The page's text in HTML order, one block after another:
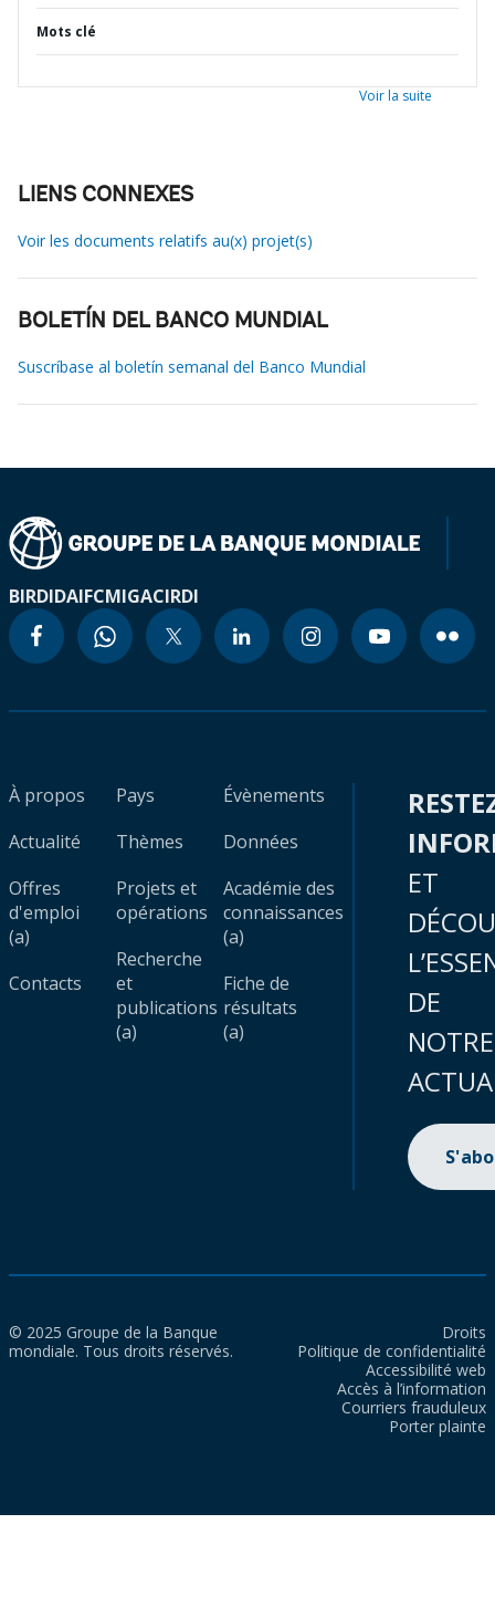
Mots clé
Voir la suite
LIENS CONNEXES
Voir les documents relatifs au(x) projet(s)
BOLETÍN DEL BANCO MUNDIAL
Suscríbase al boletín semanal del Banco Mundial
BIRDIDAIFCMIGACIRDI
À propos
Actualité
Offres
d'emploi
(a)
Contacts
Pays
Thèmes
Projets et
opérations
Recherche
et
publications
(a)
Évènements
Données
Académie des
connaissances
(a)
Fiche de
résultats
(a)
ET
DE
NOTRE
© 2025 Groupe de la Banque
mondiale. Tous droits réservés.
Droits
Politique de confidentialité
Accessibilité web
Accès à l’information
Courriers frauduleux
Porter plainte